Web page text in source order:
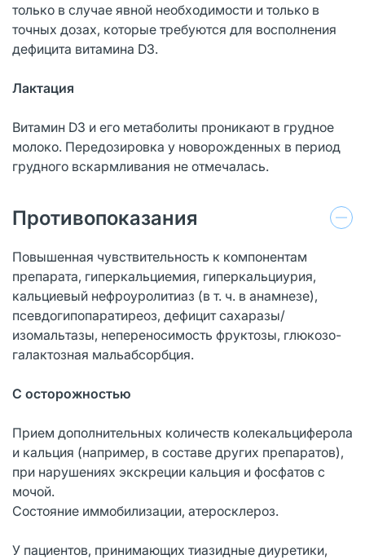
только в случае явной необходимости и только в
точных дозах, которые требуются для восполнения
дефицита витамина D3.
Лактация
Витамин D3 и его метаболиты проникают в грудное
молоко. Передозировка у новорожденных в период
грудного вскармливания не отмечалась.
Противопоказания
Повышенная чувствительность к компонентам
препарата, гиперкальциемия, гиперкальциурия,
кальциевый нефроуролитиаз (в т. ч. в анамнезе),
псевдогипопаратиреоз, дефицит сахаразы/
изомальтазы, непереносимость фруктозы, глюкозо-
галактозная мальабсорбция.
С осторожностью
Прием дополнительных количеств колекальциферола
и кальция (например, в составе других препаратов),
при нарушениях экскреции кальция и фосфатов с
мочой.
Состояние иммобилизации, атеросклероз.
У пациентов, принимающих тиазидные диуретики,